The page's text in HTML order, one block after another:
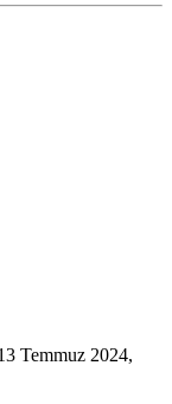
Temmuz 2024,